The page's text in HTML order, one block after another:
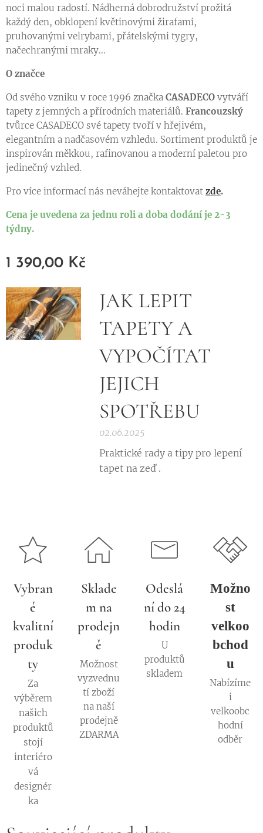
noci malou radostí. Nádherná dobrodružství prožitá
každý den, obklopení květinovými žirafami,
pruhovanými velrybami, přátelskými tygry,
načechranými mraky...
O značce
Od svého vzniku v roce 1996 značka CASADECO vytváří
tapety z jemných a přírodních materiálů. Francouzský
tvůrce CASADECO své tapety tvoří v hřejivém,
elegantním a nadčasovém vzhledu. Sortiment produktů je
inspirován měkkou, rafinovanou a moderní paletou pro
jedinečný vzhled.
Pro více informací nás neváhejte kontaktovat zde.
Cena je uvedena za jednu roli a doba dodání je 2-3
týdny.
1 390,00 Kč
JAK LEPIT
TAPETY A
VYPOČÍTAT
JEJICH
SPOTŘEBU
02.06.2025
Praktické rady a tipy pro lepení
tapet na zeď .
Vybran
é
kvalitní
produk
ty
Za
výběrem
našich
produktů
stojí
interiéro
vá
designér
ka
Sklade
m na
prodejn
ě
Možnost
vyzvednu
tí zboží
na naší
prodejně
ZDARMA
Odeslá
ní do 24
hodin
U
produktů
skladem
Možno
st
velkoo
bchod
u
Nabízíme
i
velkoobc
hodní
odběr